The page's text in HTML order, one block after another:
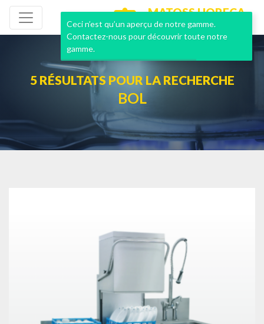
MATOSS HORECA
NEUF & OCCASION
5 RÉSULTATS POUR LA RECHERCHE
BOL
Ceci n’est qu’un aperçu de notre gamme.
Contactez-nous pour découvrir toute notre
gamme.